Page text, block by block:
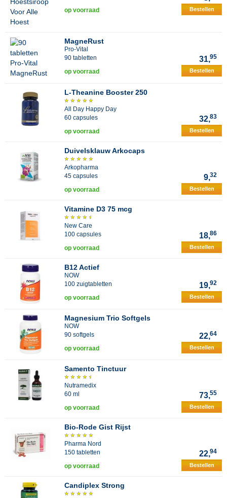
op voorraad Bestellen
MagneRust
Pro-Vital
90 tabletten
31,95
op voorraad Bestellen
L-Theanine Booster 250
All Day Happy Day
60 capsules
32,83
op voorraad Bestellen
Duivelsklauw Arkocaps
Arkopharma
45 capsules
9,32
op voorraad Bestellen
Vitamine D3 75 mcg
New Care
100 capsules
18,86
op voorraad Bestellen
B12 Actief
NOW
100 zuigtabletten
19,92
op voorraad Bestellen
Magnesium Trio Softgels
NOW
90 softgels
22,64
op voorraad Bestellen
Samento Tinctuur
Nutramedix
60 ml
73,55
op voorraad Bestellen
Bio-Rode Gist Rijst
Pharma Nord
150 tabletten
22,94
op voorraad Bestellen
Candiplex Strong